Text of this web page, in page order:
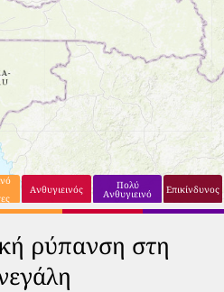
Ανθυγιεινός Πολύ
Ανθυγιεινό Επικίνδυνος
ρύπανση στη